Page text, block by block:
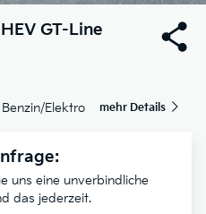
GT-Line
Elektro mehr Details
uns eine unverbindliche
das jederzeit.